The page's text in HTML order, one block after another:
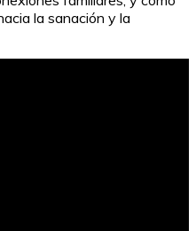
la sanación y la